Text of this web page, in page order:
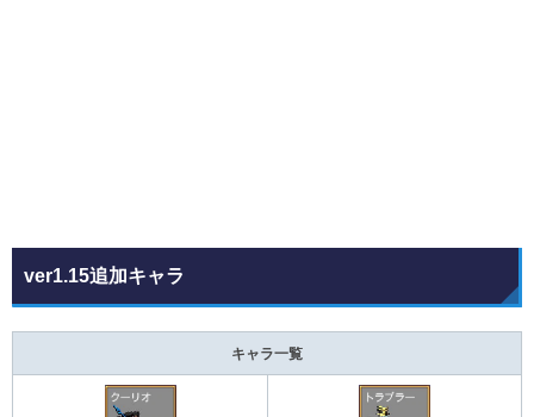
ver1.15追加キャラ
キャラ一覧